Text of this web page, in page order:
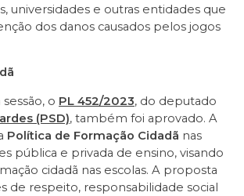
universidades e outras entidades que
dos danos causados pelos jogos
o PL 452/2023, do deputado
(PSD), também foi aprovado. A
Política de Formação Cidadã nas
pública e privada de ensino, visando
cidadã nas escolas. A proposta
de respeito, responsabilidade social